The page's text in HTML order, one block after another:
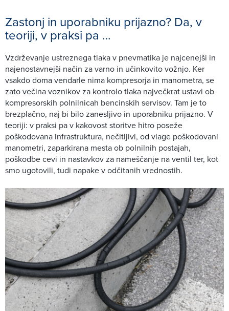
Zastonj in uporabniku prijazno? Da, v
teoriji, v praksi pa …
Vzdrževanje ustreznega tlaka v pnevmatika je najcenejši in
najenostavnejši način za varno in učinkovito vožnjo. Ker
vsakdo doma vendarle nima kompresorja in manometra, se
zato večina voznikov za kontrolo tlaka največkrat ustavi ob
kompresorskih polnilnicah bencinskih servisov. Tam je to
brezplačno, naj bi bilo zanesljivo in uporabniku prijazno. V
teoriji: v praksi pa v kakovost storitve hitro poseže
poškodovana infrastruktura, nečitljivi, od vlage poškodovani
manometri, zaparkirana mesta ob polnilnih postajah,
poškodbe cevi in nastavkov za nameščanje na ventil ter, kot
smo ugotovili, tudi napake v odčitanih vrednostih.